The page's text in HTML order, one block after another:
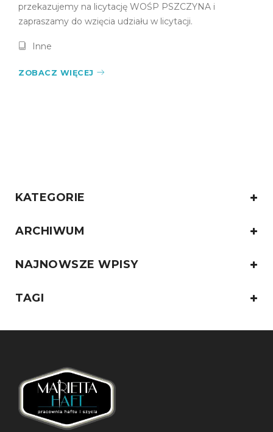
przekazujemy na licytację WOŚP PSZCZYNA i
zapraszamy do wzięcia udziału w licytacji.
Inne
ZOBACZ WIĘCEJ
KATEGORIE
ARCHIWUM
NAJNOWSZE WPISY
TAGI